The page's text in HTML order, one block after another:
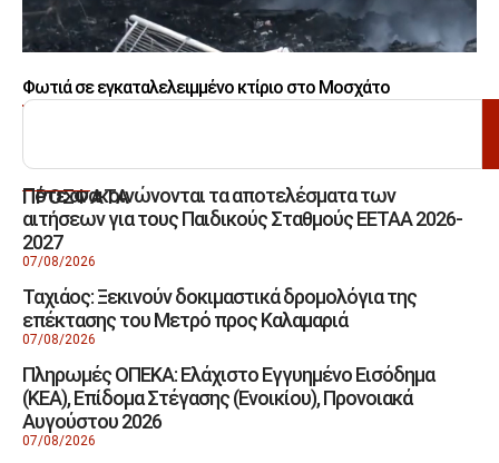
Φωτιά σε εγκαταλελειμμένο κτίριο στο Μοσχάτο
ΑΝΑΖΗΤΗΣΗ
ΠΡΟΣΦΑΤΑ
Πότε ανακοινώνονται τα αποτελέσματα των
αιτήσεων για τους Παιδικούς Σταθμούς ΕΕΤΑΑ 2026-
2027
07/08/2026
Ταχιάος: Ξεκινούν δοκιμαστικά δρομολόγια της
επέκτασης του Μετρό προς Καλαμαριά
07/08/2026
Πληρωμές ΟΠΕΚΑ: Ελάχιστο Εγγυημένο Εισόδημα
(ΚΕΑ), Επίδομα Στέγασης (Ενοικίου), Προνοιακά
Αυγούστου 2026
07/08/2026